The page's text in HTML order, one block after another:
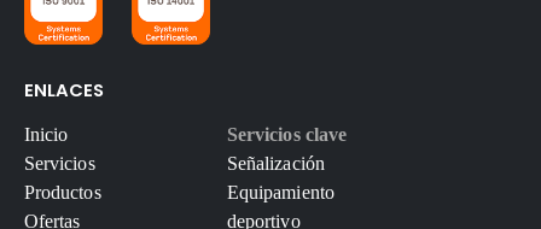
ENLACES
Inicio
Servicios
Productos
Ofertas
Servicios clave
Señalización
Equipamiento
deportivo